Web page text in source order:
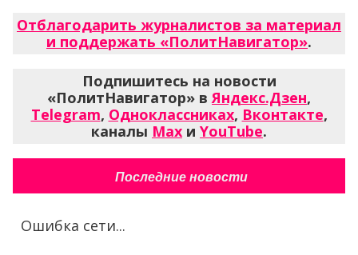
Отблагодарить журналистов за материал
и поддержать «ПолитНавигатор».
Подпишитесь на новости
«ПолитНавигатор» вЯндекс.Дзен,
Telegram, Одноклассниках, Вконтакте,
каналы Max и YouTube.
Последние новости
Ошибка сети...